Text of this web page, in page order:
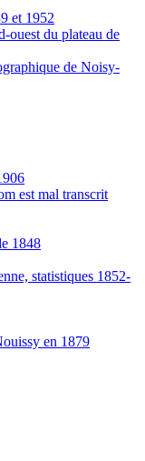
et 1952
ouest du plateau de
de Noisy-
est mal transcrit
1848
statistiques 1852-
en 1879